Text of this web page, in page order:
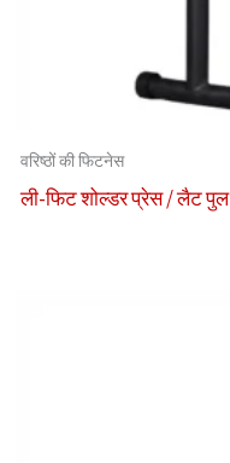
वरिष्ठों की फिटनेस
ली-फिट शोल्डर प्रेस / लैट पुल